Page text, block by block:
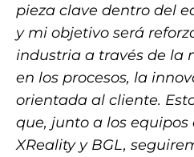
pieza clave dentro del
y mi objetivo será
industria a través de la
en los procesos, la
orientada al cliente.
que, junto a los equipos
XReality y BGL,